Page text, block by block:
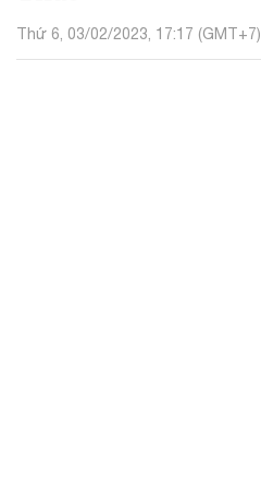
Thứ 6, 03/02/2023, 17:17 (GMT+7)